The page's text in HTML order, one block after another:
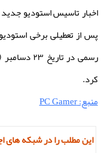
اخبار تاسیس استودیو
کرد.
منبع: PC Gamer
این مطلب را در شبکه های